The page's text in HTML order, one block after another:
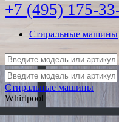
+7 (495) 175-
Стиральные машины
Стиральные машины
Whirlpool